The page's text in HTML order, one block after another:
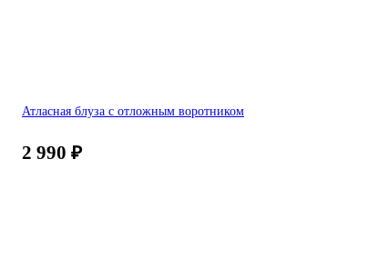
Атласная блуза с отложным воротником
2 990 ₽